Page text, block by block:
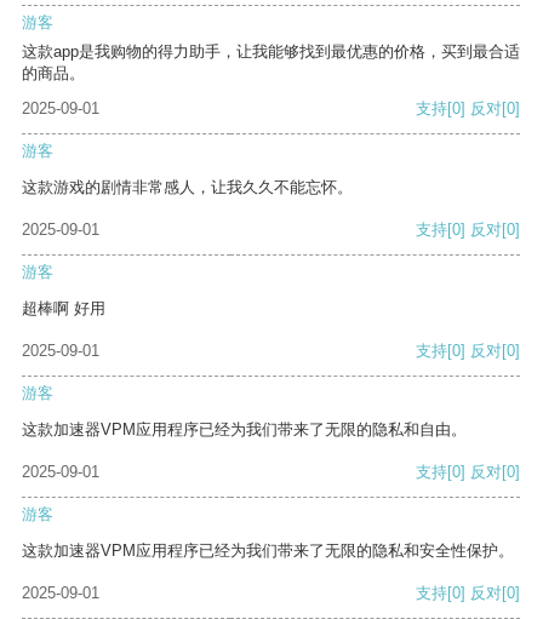
游客
这款app是我购物的得力助手，让我能够找到最优惠的价格，买到最合适
的商品。
2025-09-01
支持[0] 反对[0]
游客
这款游戏的剧情非常感人，让我久久不能忘怀。
2025-09-01 支持[0] 反对[0]
游客
超棒啊 好用
2025-09-01 支持[0] 反对[0]
游客
这款加速器VPM应用程序已经为我们带来了无限的隐私和自由。
2025-09-01 支持[0] 反对[0]
游客
这款加速器VPM应用程序已经为我们带来了无限的隐私和安全性保护。
2025-09-01 支持[0] 反对[0]